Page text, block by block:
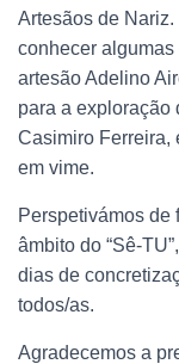
Artesãos de
conhecer algumas
artesão Adelino
para a exploração
Casimiro Ferreira,
em vime.
Perspetivámos de
âmbito do “Sê-
dias de
todos/as.
Agradecemos a